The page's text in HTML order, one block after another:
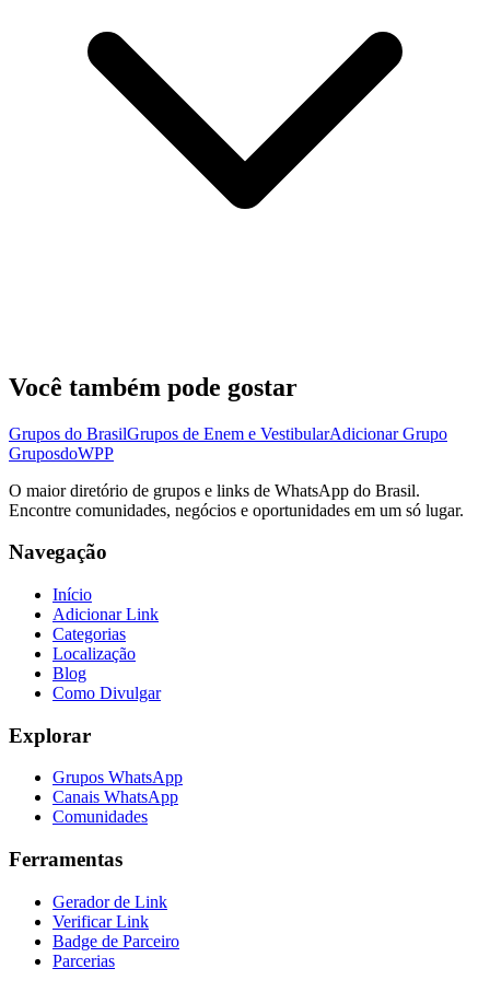
Você também pode gostar
Grupos do BrasilGrupos de Enem e VestibularAdicionar Grupo
GruposdoWPP
O maior diretório de grupos e links de WhatsApp do Brasil.
Encontre comunidades, negócios e oportunidades em um só lugar.
Navegação
Início
Adicionar Link
Categorias
Localização
Blog
Como Divulgar
Explorar
Grupos WhatsApp
Canais WhatsApp
Comunidades
Ferramentas
Gerador de Link
Verificar Link
Badge de Parceiro
Parcerias